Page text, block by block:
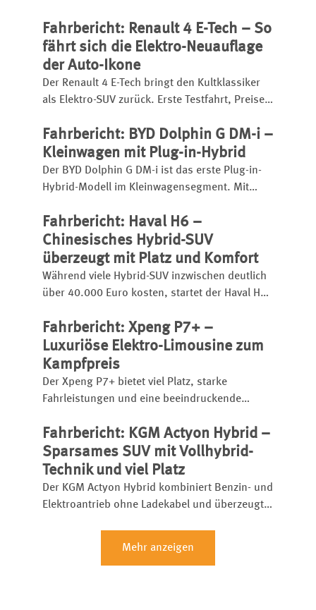
Ausstattung, einen kräftigen Turbobenziner
und eignet sich sogar für den
Anhängerbetrieb.
Fahrbericht: Renault 4 E-Tech – So
fährt sich die Elektro-Neuauflage
der Auto-Ikone
Der Renault 4 E-Tech bringt den Kultklassiker
als Elektro-SUV zurück. Erste Testfahrt, Preise,
Fahreindruck im Überblick.
Fahrbericht: BYD Dolphin G DM-i –
Kleinwagen mit Plug-in-Hybrid
Der BYD Dolphin G DM-i ist das erste Plug-in-
Hybrid-Modell im Kleinwagensegment. Mit
bis zu 105 Kilometer, insgesamt kann er bis zu
1.040 Kilometer weit kommen.
Fahrbericht: Haval H6 –
Chinesisches Hybrid-SUV
überzeugt mit Platz und Komfort
Während viele Hybrid-SUV inzwischen deutlich
über 40.000 Euro kosten, startet der Haval H6
Fahrbericht: Xpeng P7+ –
Luxuriöse Elektro-Limousine zum
Kampfpreis
Der Xpeng P7+ bietet viel Platz, starke
Fahrleistungen und eine beeindruckende
Limousine startet bereits ab 46.600 Euro und
setzt etablierte Rivalen unter Druck.
Fahrbericht: KGM Actyon Hybrid –
Sparsames SUV mit Vollhybrid-
Technik und viel Platz
Der KGM Actyon Hybrid kombiniert Benzin- und
Elektroantrieb ohne Ladekabel und überzeugt
Mehr anzeigen